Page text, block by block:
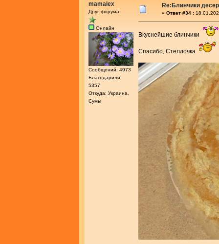
mamalex
Друг форума
Онлайн
Сообщений: 4973
Благодарили:
5357
Откуда: Украина,
Сумы
Re:Блинчики
« Ответ #34 :
Вкуснейшие блинчики
Спасибо, Стеллочка